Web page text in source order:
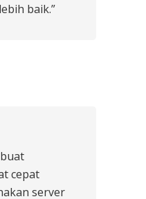
baik.”
cepat
server